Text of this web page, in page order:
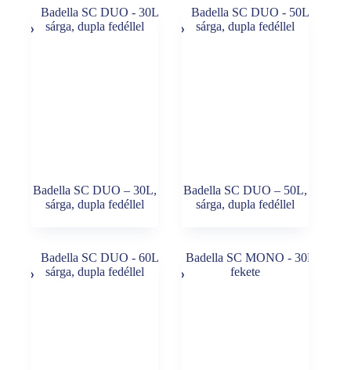
Badella SC DUO – 30L,
sárga, dupla fedéllel
Badella SC DUO – 50L,
sárga, dupla fedéllel